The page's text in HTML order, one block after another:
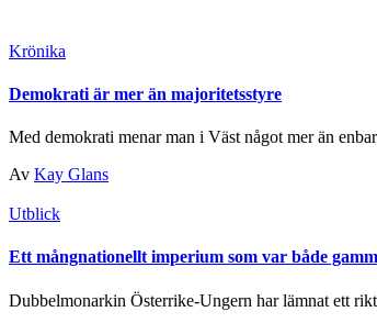
Krönika
Demokrati är mer än majoritetsstyre
Med demokrati menar man i Väst något mer än
Av Kay Glans
Utblick
Ett mångnationellt imperium som var både
Dubbelmonarkin Österrike-Ungern har lämnat ett